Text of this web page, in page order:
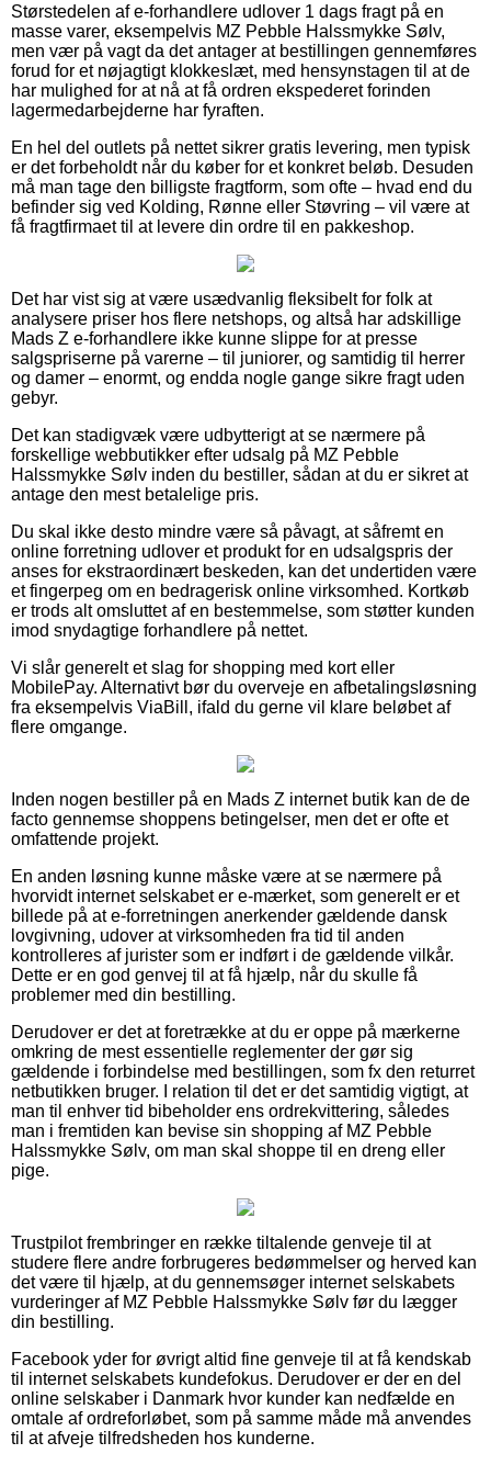
Størstedelen af e-forhandlere udlover 1 dags fragt på en
masse varer, eksempelvis MZ Pebble Halssmykke Sølv,
men vær på vagt da det antager at bestillingen gennemføres
forud for et nøjagtigt klokkeslæt, med hensynstagen til at de
har mulighed for at nå at få ordren ekspederet forinden
lagermedarbejderne har fyraften.
En hel del outlets på nettet sikrer gratis levering, men typisk
er det forbeholdt når du køber for et konkret beløb. Desuden
må man tage den billigste fragtform, som ofte – hvad end du
befinder sig ved Kolding, Rønne eller Støvring – vil være at
få fragtfirmaet til at levere din ordre til en pakkeshop.
Det har vist sig at være usædvanlig fleksibelt for folk at
analysere priser hos flere netshops, og altså har adskillige
Mads Z e-forhandlere ikke kunne slippe for at presse
salgspriserne på varerne – til juniorer, og samtidig til herrer
og damer – enormt, og endda nogle gange sikre fragt uden
gebyr.
Det kan stadigvæk være udbytterigt at se nærmere på
forskellige webbutikker efter udsalg på MZ Pebble
Halssmykke Sølv inden du bestiller, sådan at du er sikret at
antage den mest betalelige pris.
Du skal ikke desto mindre være så påvagt, at såfremt en
online forretning udlover et produkt for en udsalgspris der
anses for ekstraordinært beskeden, kan det undertiden være
et fingerpeg om en bedragerisk online virksomhed. Kortkøb
er trods alt omsluttet af en bestemmelse, som støtter kunden
imod snydagtige forhandlere på nettet.
Vi slår generelt et slag for shopping med kort eller
MobilePay. Alternativt bør du overveje en afbetalingsløsning
fra eksempelvis ViaBill, ifald du gerne vil klare beløbet af
flere omgange.
Inden nogen bestiller på en Mads Z internet butik kan de de
facto gennemse shoppens betingelser, men det er ofte et
omfattende projekt.
En anden løsning kunne måske være at se nærmere på
hvorvidt internet selskabet er e-mærket, som generelt er et
billede på at e-forretningen anerkender gældende dansk
lovgivning, udover at virksomheden fra tid til anden
kontrolleres af jurister som er indført i de gældende vilkår.
Dette er en god genvej til at få hjælp, når du skulle få
problemer med din bestilling.
Derudover er det at foretrække at du er oppe på mærkerne
omkring de mest essentielle reglementer der gør sig
gældende i forbindelse med bestillingen, som fx den returret
netbutikken bruger. I relation til det er det samtidig vigtigt, at
man til enhver tid bibeholder ens ordrekvittering, således
man i fremtiden kan bevise sin shopping af MZ Pebble
Halssmykke Sølv, om man skal shoppe til en dreng eller
pige.
Trustpilot frembringer en række tiltalende genveje til at
studere flere andre forbrugeres bedømmelser og herved kan
det være til hjælp, at du gennemsøger internet selskabets
vurderinger af MZ Pebble Halssmykke Sølv før du lægger
din bestilling.
Facebook yder for øvrigt altid fine genveje til at få kendskab
til internet selskabets kundefokus. Derudover er der en del
online selskaber i Danmark hvor kunder kan nedfælde en
omtale af ordreforløbet, som på samme måde må anvendes
til at afveje tilfredsheden hos kunderne.